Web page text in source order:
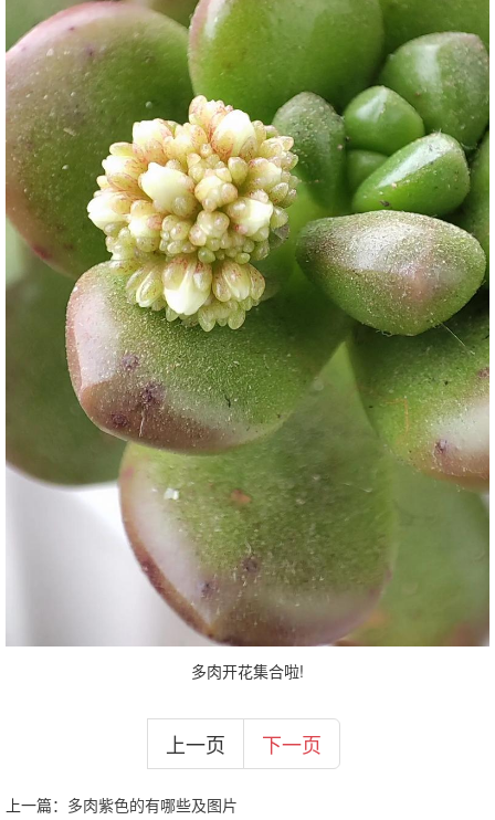
多肉开花集合啦!
上一页 下一页
上一篇： 多肉紫色的有哪些及图片